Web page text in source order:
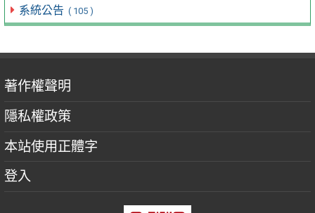
系統公告 ( 105 )
著作權聲明
隱私權政策
本站使用正體字
登入